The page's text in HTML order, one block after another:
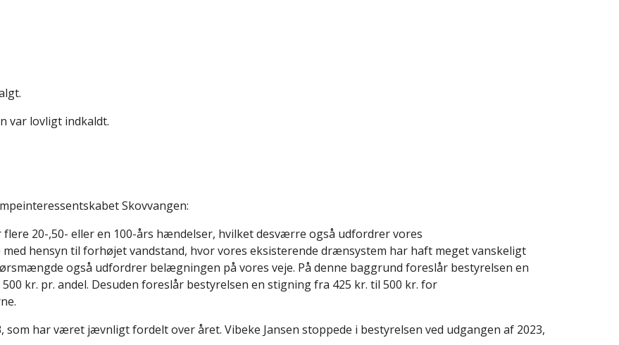
var lovligt indkaldt.
Skovvangen:
20-,50- eller en 100-års hændelser, hvilket desværre også udfordrer vores
hensyn til forhøjet vandstand, hvor vores eksisterende drænsystem har haft meget vanskeligt
også udfordrer belægningen på vores veje. På denne baggrund foreslår bestyrelsen en
kr. pr. andel. Desuden foreslår bestyrelsen en stigning fra 425 kr. til 500 kr. for
har været jævnligt fordelt over året. Vibeke Jansen stoppede i bestyrelsen ved udgangen af 2023,